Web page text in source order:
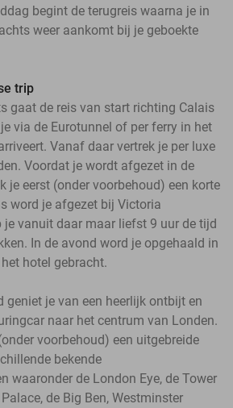
begint de terugreis waarna je in
weer aankomt bij je geboekte
trip
gaat de reis van start richting Calais
via de Eurotunnel of per ferry in het
Vanaf daar vertrek je per luxe
Voordat je wordt afgezet in de
je eerst (onder voorbehoud) een korte
word je afgezet bij Victoria
je vanuit daar maar liefst 9 uur de tijd
In de avond word je opgehaald in
hotel gebracht.
geniet je van een heerlijk ontbijt en
naar het centrum van Londen.
voorbehoud) een uitgebreide
bekende
waaronder de London Eye, de Tower
de Big Ben, Westminster